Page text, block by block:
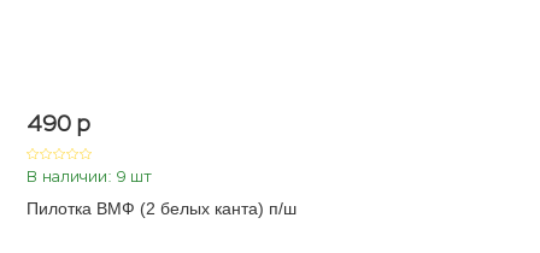
490 p
В наличии: 9 шт
Пилотка ВМФ (2 белых канта) п/ш